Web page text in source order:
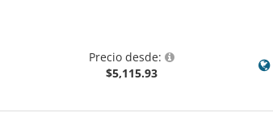
Precio desde:
$5,115.93